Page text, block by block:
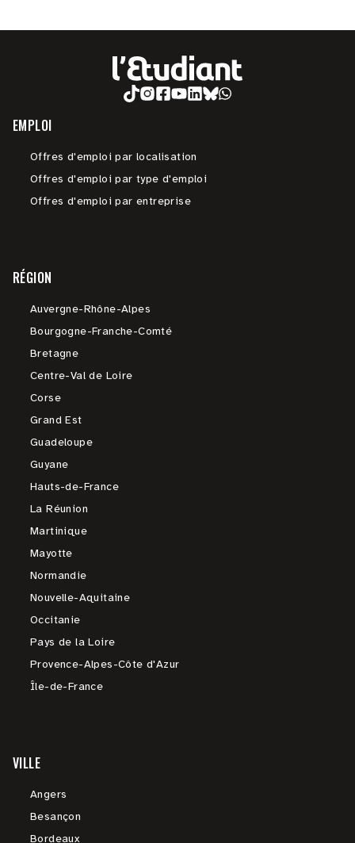
EMPLOI
Offres d'emploi par localisation
Offres d'emploi par type d'emploi
Offres d'emploi par entreprise
RÉGION
Auvergne-Rhône-Alpes
Bourgogne-Franche-Comté
Bretagne
Centre-Val de Loire
Corse
Grand Est
Guadeloupe
Guyane
Hauts-de-France
La Réunion
Martinique
Mayotte
Normandie
Nouvelle-Aquitaine
Occitanie
Pays de la Loire
Provence-Alpes-Côte d'Azur
Île-de-France
VILLE
Angers
Besançon
Bordeaux